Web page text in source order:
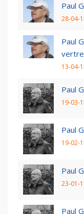
Paul
28-04-
Paul
13-04-
Paul
19-03-
Paul
19-02-
Paul
23-01-
Paul